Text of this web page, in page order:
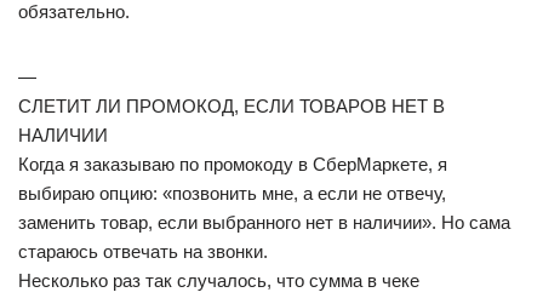
обязательно.
—
СЛЕТИТ ЛИ ПРОМОКОД, ЕСЛИ ТОВАРОВ НЕТ В
НАЛИЧИИ
Когда я заказываю по промокоду в СберМаркете, я
выбираю опцию: «позвонить мне, а если не отвечу,
заменить товар, если выбранного нет в наличии». Но сама
стараюсь отвечать на звонки.
Несколько раз так случалось, что сумма в чеке